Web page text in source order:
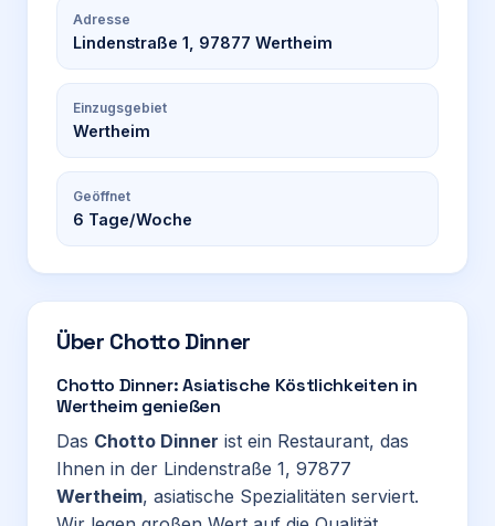
Adresse
Lindenstraße 1, 97877 Wertheim
Einzugsgebiet
Wertheim
Geöffnet
6 Tage/Woche
Über Chotto Dinner
Chotto Dinner: Asiatische Köstlichkeiten in
Wertheim genießen
Das Chotto Dinner ist ein Restaurant, das
Ihnen in der Lindenstraße 1, 97877
Wertheim, asiatische Spezialitäten serviert.